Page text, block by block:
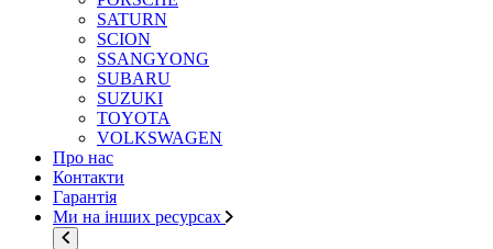
SATURN
SCION
SSANGYONG
SUBARU
SUZUKI
TOYOTA
VOLKSWAGEN
Про нас
Контакти
Гарантія
Ми на інших ресурсах